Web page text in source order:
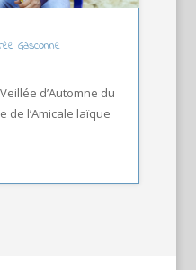
Gasconne
d’Automne du
de l’Amicale laïque